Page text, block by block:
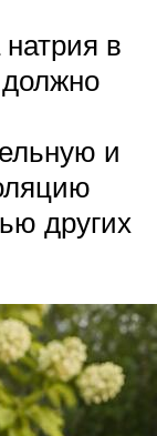
в
и
других